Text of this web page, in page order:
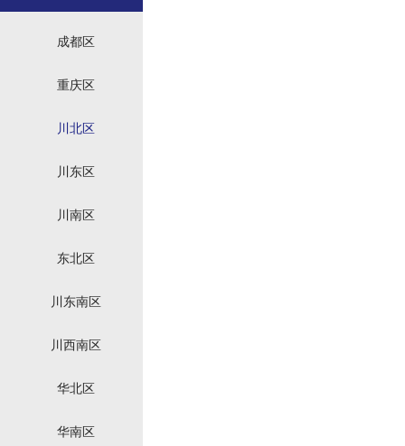
成都区
重庆区
川北区
川东区
川南区
东北区
川东南区
川西南区
华北区
华南区